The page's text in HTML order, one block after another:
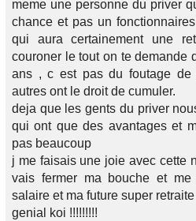
meme une personne du priver
chance et pas un
qui aura certainement une
couroner le tout on te demande
ans , c est pas du foutage
autres ont le droit de cumuler.
deja que les gents du priver
qui ont que des avantages et
pas beaucoup
j me faisais une joie avec cette
vais fermer ma bouche et
salaire et ma future super retraite
genial koi !!!!!!!!!